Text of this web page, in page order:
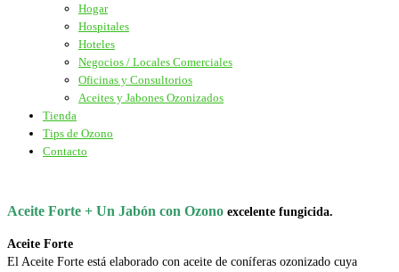
Hogar
Hospitales
Hoteles
Negocios / Locales Comerciales
Oficinas y Consultorios
Aceites y Jabones Ozonizados
Tienda
Tips de Ozono
Contacto
Aceite Forte + Un Jabón con Ozono excelente fungicida.
Aceite Forte
El Aceite Forte está elaborado con aceite de coníferas ozonizado cuya